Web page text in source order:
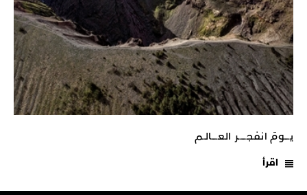
يـــومَ انفجـــــر العــــالـم
اقرأ